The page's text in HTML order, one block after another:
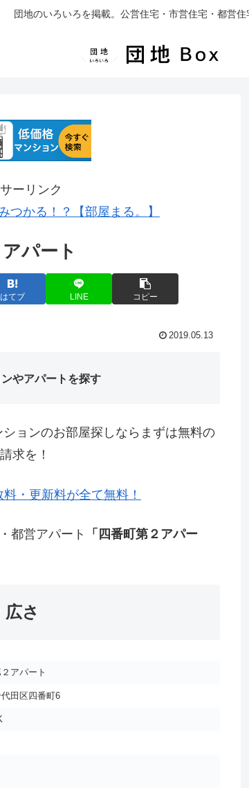
団地のいろいろを掲載。公営住宅・市営住宅・都営住
ーリンク
つかる！？【部屋まる。】
パート
はてブ LINE コピー
2019.05.13
やアパートを探す
ョンのお部屋探しならまずは無料の
求を！
・更新料が全て無料！
都営アパート
「四番町第２アパー
さ
アパート
田区四番町6